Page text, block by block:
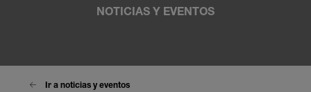
NOTICIAS Y EVENTOS
Ir a noticias y eventos